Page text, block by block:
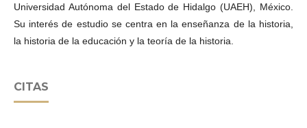
Universidad Autónoma del Estado de Hidalgo (UAEH), México.
Su interés de estudio se centra en la enseñanza de la historia,
la historia de la educación y la teoría de la historia.
CITAS